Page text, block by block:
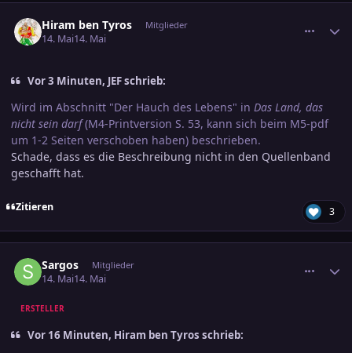
Hiram ben Tyros Mitglieder
14. Mai14. Mai
Vor 3 Minuten, JEF schrieb:
Wird im Abschnitt "Der Hauch des Lebens" in Das Land, das
nicht sein darf(M4-Printversion S. 53, kann sich beim M5-pdf
um 1-2 Seiten verschoben haben) beschrieben.
Schade, dass es die Beschreibung nicht in den Quellenband
geschafft hat.
Zitieren 3
Sargos Mitglieder
14. Mai14. Mai
ERSTELLER
Vor 16 Minuten, Hiram ben Tyros schrieb: